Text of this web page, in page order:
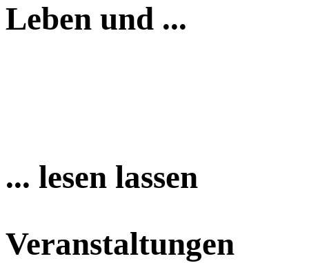
Leben und ...
... lesen lassen
Veranstaltungen